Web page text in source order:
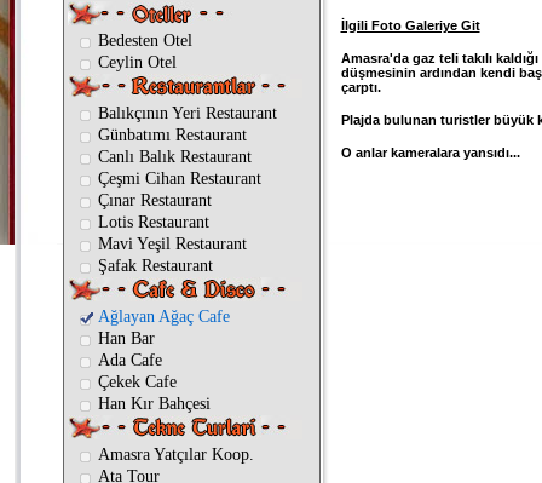
Bedesten Otel
Ceylin Otel
Balıkçının Yeri Restaurant
Günbatımı Restaurant
Canlı Balık Restaurant
Çeşmi Cihan Restaurant
Çınar Restaurant
Lotis Restaurant
Mavi Yeşil Restaurant
Şafak Restaurant
Ağlayan Ağaç Cafe
Han Bar
Ada Cafe
Çekek Cafe
Han Kır Bahçesi
Amasra Yatçılar Koop.
Ata Tour
İlgili Foto Galeriye Git
Amasra'da gaz teli takılı
düşmesinin ardından kendi
çarptı.
Plajda bulunan turistler büyük
O anlar kameralara yansıdı...